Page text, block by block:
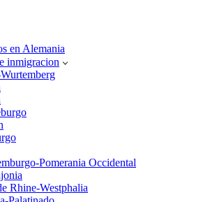
en Alemania
inmigracion
Pomerania Occidental
Rhine-Westphalia